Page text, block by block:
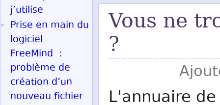
Vous ne
?
L'annuaire
j’utilise
Prise en main du
logiciel
FreeMind :
problème de
création d’un
nouveau fichier